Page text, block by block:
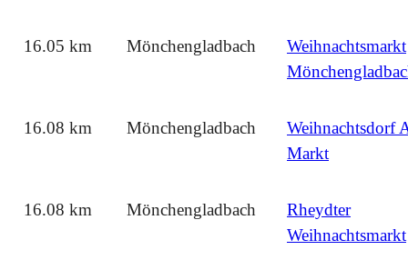
16.05 km Mönchengladbach
Weihnachtsmarkt
16.08 km Mönchengladbach
Weihnachtsdorf
Markt
16.08 km Mönchengladbach
Rheydter
Weihnachtsmarkt